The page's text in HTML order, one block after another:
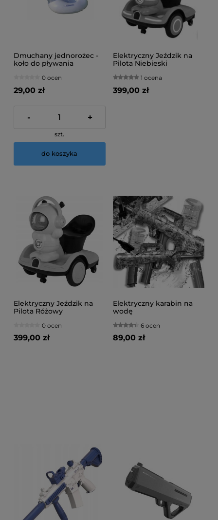
Dmuchany jednorożec -
koło do pływania
0 ocen
29,00 zł
- +
szt.
do koszyka
Elektryczny Jeździk na
Pilota Niebieski
1 ocena
399,00 zł
Elektryczny Jeździk na
Pilota Różowy
0 ocen
399,00 zł
Elektryczny karabin na
wodę
6 ocen
89,00 zł